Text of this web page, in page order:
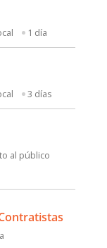
1 día
3 días
al público